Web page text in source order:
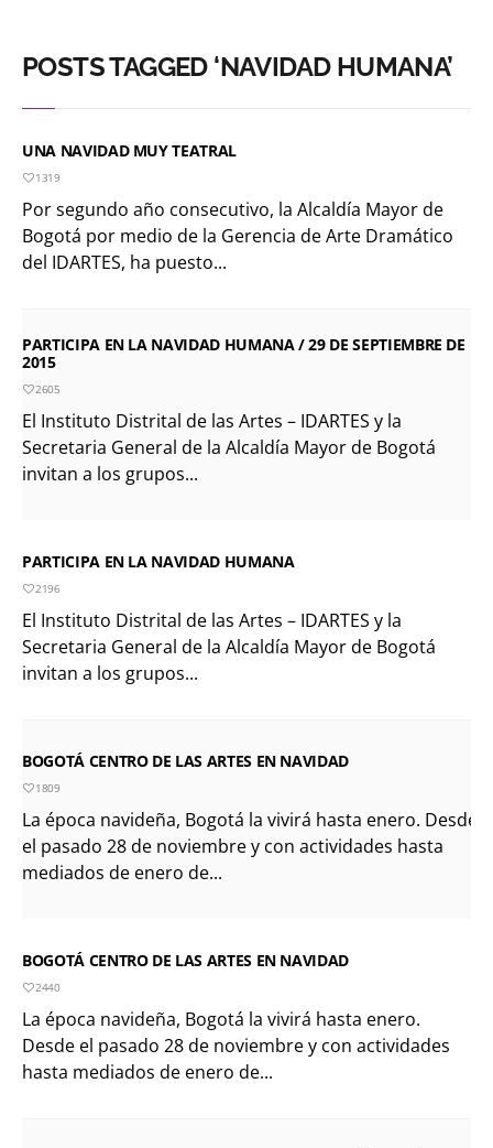
POSTS TAGGED ‘NAVIDAD HUMANA’
UNA NAVIDAD MUY TEATRAL
1319
Por segundo año consecutivo, la Alcaldía Mayor de
Bogotá por medio de la Gerencia de Arte Dramático
del IDARTES, ha puesto...
PARTICIPA EN LA NAVIDAD HUMANA / 29 DE SEPTIEMBRE DE
2015
2605
El Instituto Distrital de las Artes – IDARTES y la
Secretaria General de la Alcaldía Mayor de Bogotá
invitan a los grupos...
PARTICIPA EN LA NAVIDAD HUMANA
2196
El Instituto Distrital de las Artes – IDARTES y la
Secretaria General de la Alcaldía Mayor de Bogotá
invitan a los grupos...
BOGOTÁ CENTRO DE LAS ARTES EN NAVIDAD
1809
La época navideña, Bogotá la vivirá hasta enero. Desde
el pasado 28 de noviembre y con actividades hasta
mediados de enero de...
BOGOTÁ CENTRO DE LAS ARTES EN NAVIDAD
2440
La época navideña, Bogotá la vivirá hasta enero.
Desde el pasado 28 de noviembre y con actividades
hasta mediados de enero de...